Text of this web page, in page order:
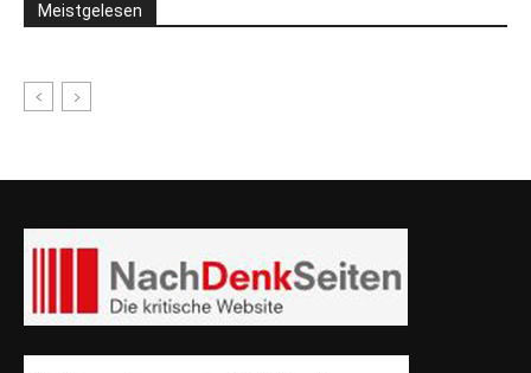
Meistgelesen